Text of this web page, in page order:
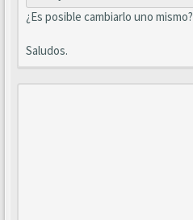
¿Es posible cambiarlo uno mismo?
Saludos.